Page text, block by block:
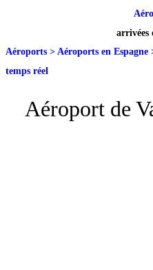
arrivées
Aéroports > Aéroports en Espagne
temps réel
Aéroport de